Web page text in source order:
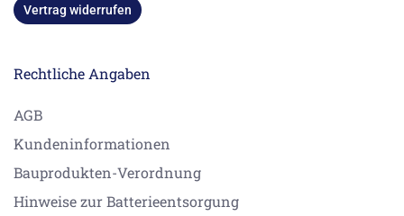
Vertrag widerrufen
Rechtliche Angaben
AGB
Kundeninformationen
Bauprodukten-Verordnung
Hinweise zur Batterieentsorgung